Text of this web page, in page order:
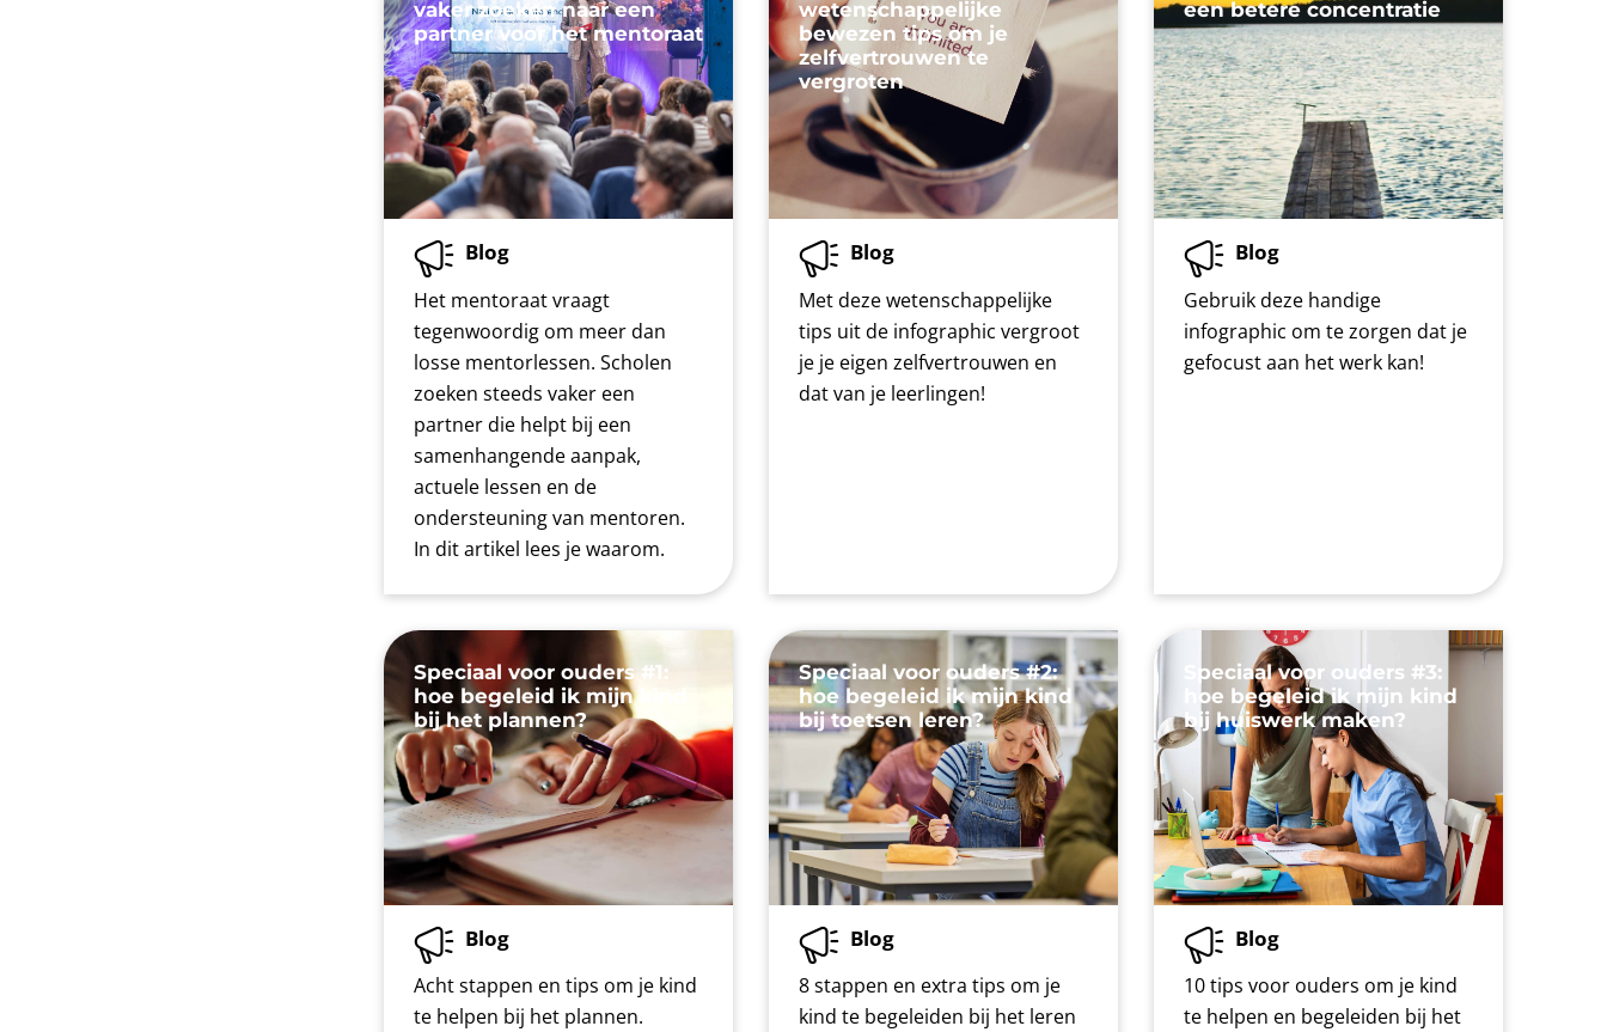
vaker zoeken naar een
partner voor het mentoraat
Blog
Het mentoraat vraagt
tegenwoordig om meer dan
losse mentorlessen. Scholen
zoeken steeds vaker een
partner die helpt bij een
samenhangende aanpak,
actuele lessen en de
ondersteuning van mentoren.
In dit artikel lees je waarom.
wetenschappelijke
bewezen tips om je
zelfvertrouwen te
vergroten
Blog
Met deze wetenschappelijke
tips uit de infographic vergroot
je je eigen zelfvertrouwen en
dat van je leerlingen!
een betere concentratie
Blog
Gebruik deze handige
infographic om te zorgen dat je
gefocust aan het werk kan!
Speciaal voor ouders #1:
hoe begeleid ik mijn kind
bij het plannen?
Blog
Acht stappen en tips om je kind
te helpen bij het plannen.
Speciaal voor ouders #2:
hoe begeleid ik mijn kind
bij toetsen leren?
Blog
8 stappen en extra tips om je
kind te begeleiden bij het leren
Speciaal voor ouders #3:
hoe begeleid ik mijn kind
bij huiswerk maken?
Blog
10 tips voor ouders om je kind
te helpen en begeleiden bij het